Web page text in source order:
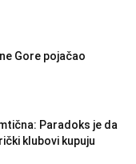
Gore pojačao
Paradoks je da
klubovi kupuju